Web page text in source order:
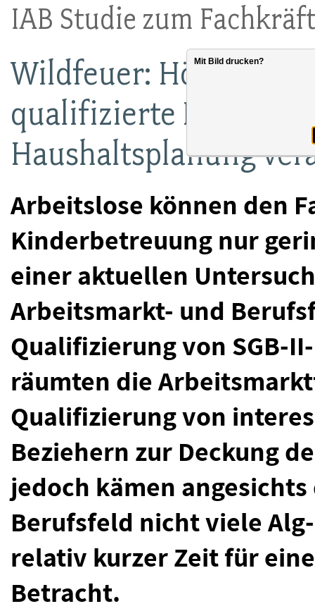
IAB Studie zum
Wildfeuer: Höhere
qualifizierte
Haushaltsplanung
Arbeitslose können den
Kinderbetreuung nur
einer aktuellen
Arbeitsmarkt- und
Qualifizierung von SGB-
räumten die
Qualifizierung von
Beziehern zur Deckung
jedoch kämen
Berufsfeld nicht viele
relativ kurzer Zeit für
Betracht.
Mit Bild drucken?